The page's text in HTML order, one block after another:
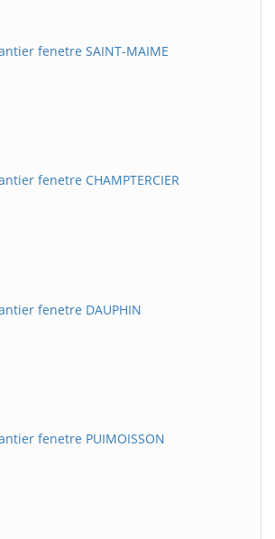
fenetre SAINT-MAIME
fenetre CHAMPTERCIER
fenetre DAUPHIN
fenetre PUIMOISSON